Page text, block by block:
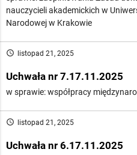
nauczycieli akademickich w
Narodowej w Krakowie
access_time listopad 21, 2025
Uchwała nr 7.17.11.2025
w sprawie: współpracy
access_time listopad 21, 2025
Uchwała nr 6.17.11.2025